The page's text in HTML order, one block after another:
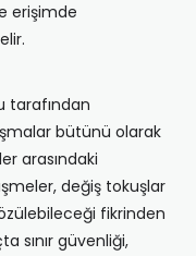
erişimde
tarafından
bütünü olarak
arasındaki
değiş tokuşlar
fikrinden
sınır güvenliği,